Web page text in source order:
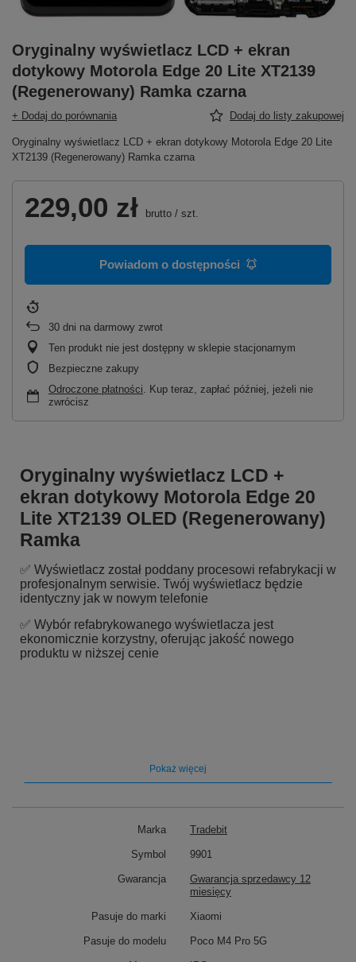
Oryginalny wyświetlacz LCD + ekran
dotykowy Motorola Edge 20 Lite XT2139
(Regenerowany) Ramka czarna
+ Dodaj do porównania Dodaj do listy zakupowej
Oryginalny wyświetlacz LCD + ekran dotykowy Motorola Edge 20 Lite
XT2139 (Regenerowany) Ramka czarna
229,00 zł brutto / szt.
Powiadom o dostępności
30 dni na darmowy zwrot
Ten produkt nie jest dostępny w sklepie stacjonarnym
Bezpieczne zakupy
Odroczone płatności . Kup teraz, zapłać później, jeżeli nie
zwrócisz
Oryginalny wyświetlacz LCD +
ekran dotykowy Motorola Edge 20
Lite XT2139 OLED (Regenerowany)
Ramka
✅ Wyświetlacz został poddany procesowi refabrykacji w
profesjonalnym serwisie. Twój wyświetlacz będzie
identyczny jak w nowym telefonie
✅ Wybór refabrykowanego wyświetlacza jest
ekonomicznie korzystny, oferując jakość nowego
produktu w niższej cenie
➡️ Oryginalny wyświetlacz Motorola
Edge 20 Lite XT2139 OLED z ramką
⭐ Dołączona ramka nie jest oryginalnym
jakości zamiennikiem, co pozwala na optymalne
dopasowanie i stabilność
⭐ Ramka solidna i trwała, co zapewnia
Pokaż więcej
Marka Tradebit
Symbol 9901
Gwarancja
Gwarancja sprzedawcy 12
miesięcy
Pasuje do marki Xiaomi
Pasuje do modelu Poco M4 Pro 5G